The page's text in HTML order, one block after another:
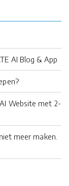
AI Blog & App
Website met 2-
meer maken.